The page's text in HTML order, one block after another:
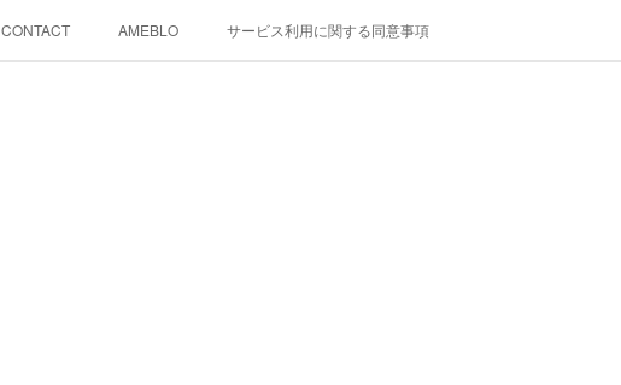
CONTACT AMEBLO サービス利用に関する同意事項